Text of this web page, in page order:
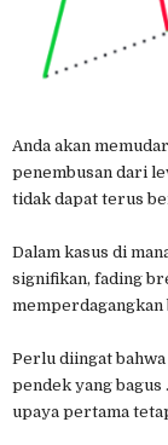
Anda akan
penembusan dari
tidak dapat terus
Dalam kasus di
signifikan, fading
memperdagangkan
Perlu diingat
pendek yang
upaya pertama